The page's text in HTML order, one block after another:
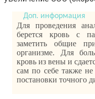
Для проведения
берется кровь с
заметить общие
организме. Для
кровь из вены и
сам по себе также
постановки точного